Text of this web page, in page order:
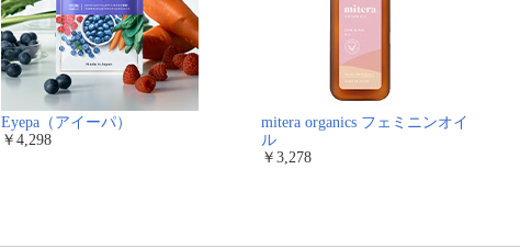
Eyepa（アイーパ）
￥4,298
mitera organics フェミニンオイ
ル
￥3,278